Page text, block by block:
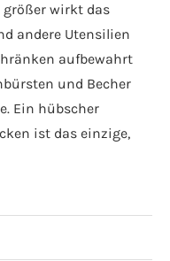
größer wirkt das
andere Utensilien
aufbewahrt
und Becher
Ein hübscher
ist das einzige,